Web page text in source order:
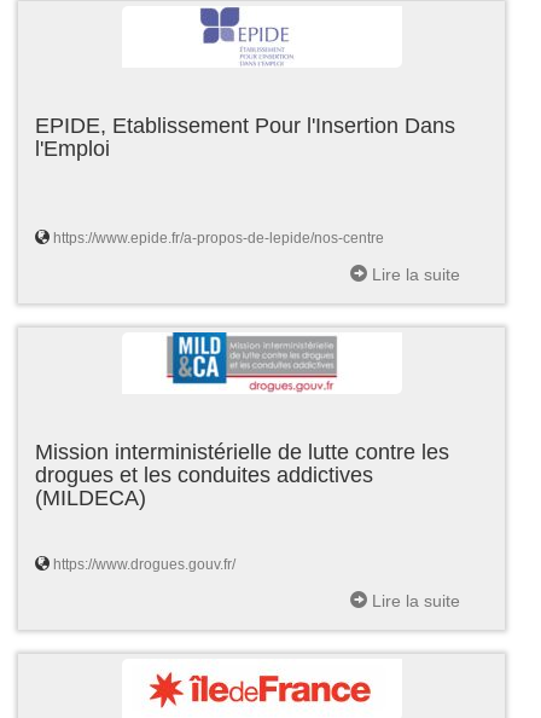
EPIDE, Etablissement Pour l'Insertion Dans
l'Emploi
https://www.epide.fr/a-propos-de-lepide/nos-centre
Lire la suite
Mission interministérielle de lutte contre les
drogues et les conduites addictives
(MILDECA)
https://www.drogues.gouv.fr/
Lire la suite